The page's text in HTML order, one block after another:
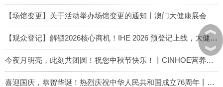
2025-12-10
【场馆变更】关于活动举办场馆变更的通知丨澳门大健康展会
2025-11-11
【观众登记】解锁2026核心商机！IHE 2026 预登记上线，大健康全产业链货源一站找齐！
2025-11-03
今夜月明亮，此刻共团圆！祝您中秋节快乐！丨CINHOE营养健康展
2025-10-06
喜迎国庆，恭贺华诞！热烈庆祝中华人民共和国成立76周年丨CINHOE营养健康展
︽
︾